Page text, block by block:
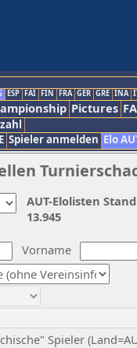
ESP FAI FIN FRA GER GRE INA
Pictures
Spieler anmelden Elo
Vorname
Spieler
AUT-Elolisten
13.945